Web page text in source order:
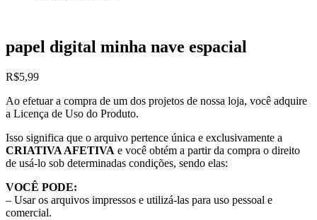
papel digital minha nave espacial
R$5,99
Ao efetuar a compra de um dos projetos de nossa loja, você adquire
a Licença de Uso do Produto.
Isso significa que o arquivo pertence única e exclusivamente a
CRIATIVA AFETIVA e você obtém a partir da compra o direito
de usá-lo sob determinadas condições, sendo elas:
VOCÊ PODE:
– Usar os arquivos impressos e utilizá-las para uso pessoal e
comercial.